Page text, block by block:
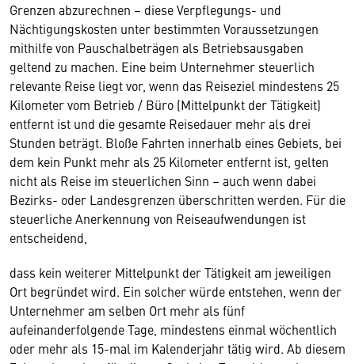
Grenzen abzurechnen – diese Verpflegungs- und
Nächtigungskosten unter bestimmten Voraussetzungen
mithilfe von Pauschalbeträgen als Betriebsausgaben
geltend zu machen. Eine beim Unternehmer steuerlich
relevante Reise liegt vor, wenn das Reiseziel mindestens 25
Kilometer vom Betrieb / Büro (Mittelpunkt der Tätigkeit)
entfernt ist und die gesamte Reisedauer mehr als drei
Stunden beträgt. Bloße Fahrten innerhalb eines Gebiets, bei
dem kein Punkt mehr als 25 Kilometer entfernt ist, gelten
nicht als Reise im steuerlichen Sinn – auch wenn dabei
Bezirks- oder Landesgrenzen überschritten werden. Für die
steuerliche Anerkennung von Reiseaufwendungen ist
entscheidend,
dass kein weiterer Mittelpunkt der Tätigkeit am jeweiligen
Ort begründet wird. Ein solcher würde entstehen, wenn der
Unternehmer am selben Ort mehr als fünf
aufeinanderfolgende Tage, mindestens einmal wöchentlich
oder mehr als 15-mal im Kalenderjahr tätig wird. Ab diesem